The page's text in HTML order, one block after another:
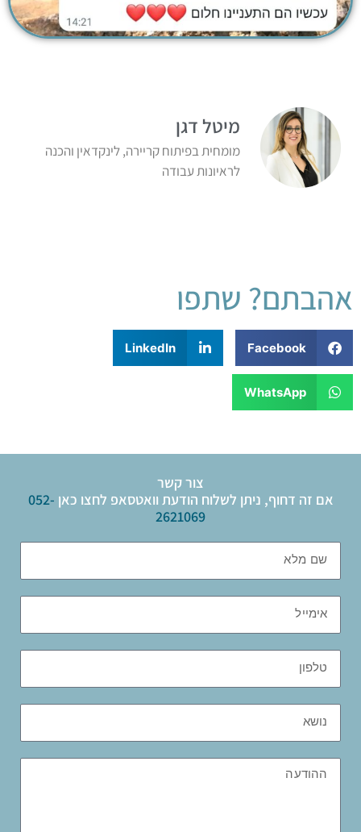
מיטל דגן
מומחית בפיתוח קריירה, לינקדאין והכנה
לראיונות עבודה
אהבתם? שתפו
Facebook
LinkedIn
WhatsApp
צור קשר
אם זה דחוף, ניתן לשלוח הודעת וואטסאפ לחצו כאן 052-
2621069